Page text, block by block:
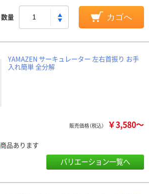
数量 カゴへ
YAMAZEN サーキュレーター 左右首振り お手
入れ簡単 全分解
販売価格（税込） ￥3,580～
商品あります
バリエーション一覧へ